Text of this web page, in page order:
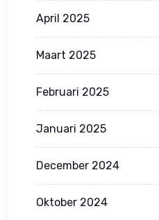
April 2025
Maart 2025
Februari 2025
Januari 2025
December 2024
Oktober 2024